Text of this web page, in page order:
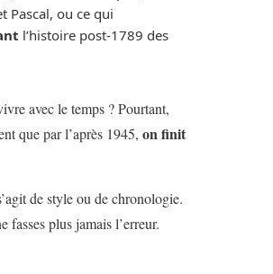
Pascal, ou ce qui
l’histoire post-1789 des
avec le temps ? Pourtant,
que par l’après 1945, on finit
de style ou de chronologie.
fasses plus jamais l’erreur.